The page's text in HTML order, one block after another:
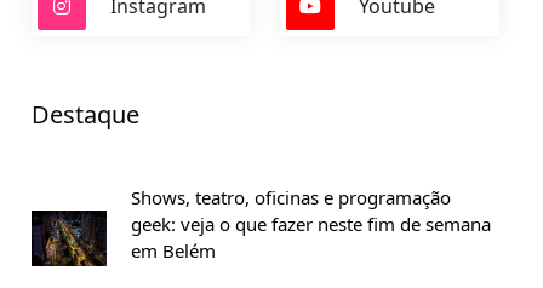
Instagram Youtube
Destaque
Shows, teatro, oficinas e programação
geek: veja o que fazer neste fim de semana
em Belém